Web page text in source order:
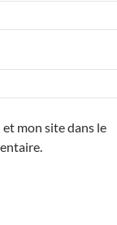
mon site dans le